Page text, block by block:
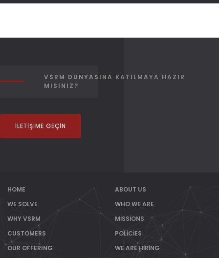
VSRM DÜNYASINA KATILMAYA HAZIR
MISINIZ?
İLETIŞIME GEÇIN
HOME
WE SOLVE
WHY VSRM
CUSTOMERS
OUR OFFERING
ABOUT US
WHO WE ARE
MISSIONS
POLICIES
WE ARE HIRING